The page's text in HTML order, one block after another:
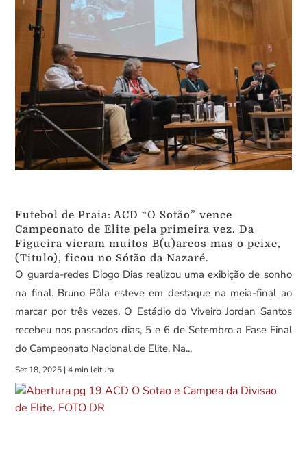
Futebol de Praia: ACD “O Sotão” vence
Campeonato de Elite pela primeira vez. Da
Figueira vieram muitos B(u)arcos mas o peixe,
(Titulo), ficou no Sótão da Nazaré.
O guarda-redes Diogo Dias realizou uma exibição de sonho
na final. Bruno Pôla esteve em destaque na meia-final ao
marcar por três vezes. O Estádio do Viveiro Jordan Santos
recebeu nos passados dias, 5 e 6 de Setembro a Fase Final
do Campeonato Nacional de Elite. Na...
Set 18, 2025 |4 min leitura